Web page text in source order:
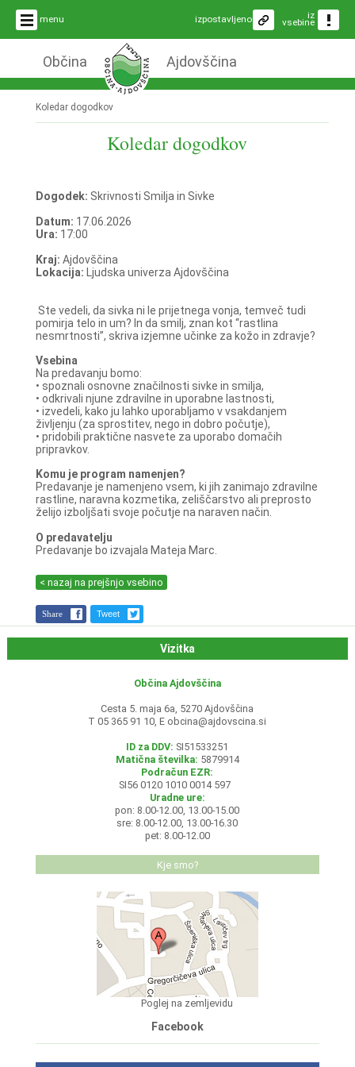
menu iz
vsebine
izpostavljeno
Občina Ajdovščina
Koledar dogodkov
Koledar dogodkov
Dogodek: Skrivnosti Smilja in Sivke
Datum: 17.06.2026
Ura: 17:00
Kraj: Ajdovščina
Lokacija: Ljudska univerza Ajdovščina
Ste vedeli, da sivka ni le prijetnega vonja, temveč tudi
pomirja telo in um? In da smilj, znan kot “rastlina
nesmrtnosti”, skriva izjemne učinke za kožo in zdravje?
Vsebina
Na predavanju bomo:
• spoznali osnovne značilnosti sivke in smilja,
• odkrivali njune zdravilne in uporabne lastnosti,
• izvedeli, kako ju lahko uporabljamo v vsakdanjem
življenju (za sprostitev, nego in dobro počutje),
• pridobili praktične nasvete za uporabo domačih
pripravkov.
Komu je program namenjen?
Predavanje je namenjeno vsem, ki jih zanimajo zdravilne
rastline, naravna kozmetika, zeliščarstvo ali preprosto
želijo izboljšati svoje počutje na naraven način.
O predavatelju
Predavanje bo izvajala Mateja Marc.
< nazaj na prejšnjo vsebino
Share Tweet
Vizitka
Občina Ajdovščina
Cesta 5. maja 6a, 5270 Ajdovščina
T 05 365 91 10, E obcina@ajdovscina.si
ID za DDV: SI51533251
Matična številka: 5879914
Podračun EZR:
SI56 0120 1010 0014 597
Uradne ure:
pon: 8.00-12.00, 13.00-15.00
sre: 8.00-12.00, 13.00-16.30
pet: 8.00-12.00
Kje smo?
Poglej na zemljevidu
Facebook